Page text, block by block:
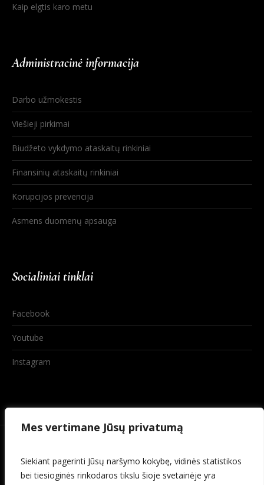
Mes vertimane Jūsų privatumą
Siekiant pagerinti Jūsų naršymo kokybę, vidinės statistikos
bei tiesioginės rinkodaros tikslu šioje svetainėje yra
Kaip elgtis karo metu
Administracinė informacija
Darbo užmokestis
Viešieji pirkimai
Biudžeto vykdymo ataskaitų rinkiniai
Finansinių ataskaitų rinkiniai
Korupcijos prevencija
Asmens duomenų apsauga
Socialiniai tinklai
Facebook
Youtube
Instagram